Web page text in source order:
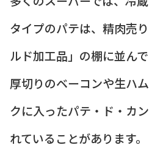
タイプのパテは、精肉売
ルド加工品」の棚に並んで
厚切りのベーコンや生ハ
クに入ったパテ・ド・カ
れていることがあります。